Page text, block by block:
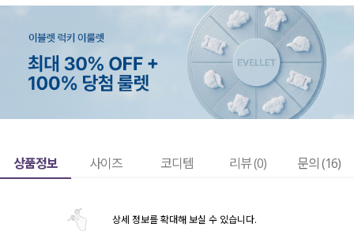
상품정보 사이즈 코디템 리뷰 (0) 문의 (16)
상세 정보를 확대해 보실 수 있습니다.